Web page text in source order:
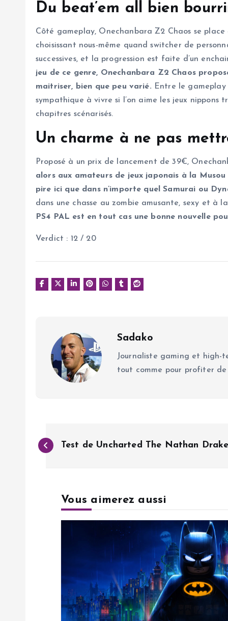
Du beat’em all bien
Côté gameplay, Onechanbara Z2 Chaos se
choisissant nous-même quand switcher de
successives, et la progression est faite d’un
jeu de ce genre, Onechanbara Z2 Chaos
maitriser, bien que peu varié. Entre le
sympathique à vivre si l’on aime les jeux nippons
chapitres scénarisés.
Un charme à ne pas
Proposé à un prix de lancement de 39€,
alors aux amateurs de jeux japonais à la
pire ici que dans n’importe quel Samurai ou
dans une chasse au zombie amusante, sexy et à
PS4 PAL est en tout cas une bonne nouvelle
Verdict : 12 / 20
Sadako
Journaliste gaming et high-
tout comme pour profiter
N
Test de Uncharted The Nathan
Vous aimerez aussi